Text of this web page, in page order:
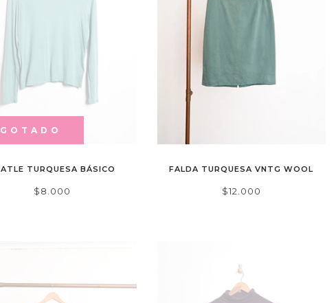
TURQUESA BÁSICO
$8.000
FALDA TURQUESA VNTG WOOL
$12.000